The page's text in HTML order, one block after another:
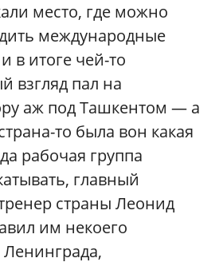
место, где можно
международные
в итоге чей-то
взгляд пал на
аж под Ташкентом — а
то была вон какая
рабочая группа
главный
страны Леонид
им некоего